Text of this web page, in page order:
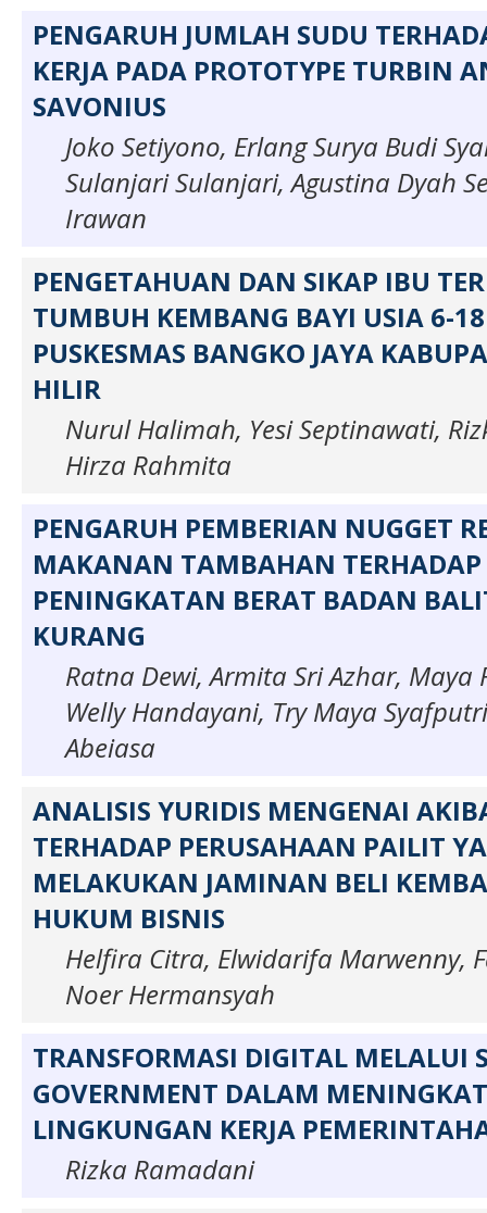
PENGARUH JUMLAH SUDU
KERJA PADA PROTOTYPE TURBIN
SAVONIUS
Joko Setiyono, Erlang Surya Budi
Sulanjari Sulanjari, Agustina Dyah
Irawan
PENGETAHUAN DAN SIKAP IBU
TUMBUH KEMBANG BAYI USIA 6-
PUSKESMAS BANGKO JAYA
HILIR
Nurul Halimah, Yesi Septinawati,
Hirza Rahmita
PENGARUH PEMBERIAN NUGGET
MAKANAN TAMBAHAN TERHADAP
PENINGKATAN BERAT BADAN
KURANG
Ratna Dewi, Armita Sri Azhar, Maya
Welly Handayani, Try Maya
Abeiasa
ANALISIS YURIDIS MENGENAI
TERHADAP PERUSAHAAN PAILIT
MELAKUKAN JAMINAN BELI
HUKUM BISNIS
Helfira Citra, Elwidarifa Marwenny,
Noer Hermansyah
TRANSFORMASI DIGITAL MELALUI
GOVERNMENT DALAM
LINGKUNGAN KERJA
Rizka Ramadani